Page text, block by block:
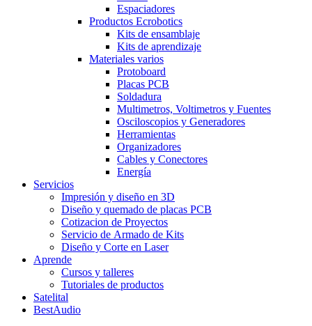
Espaciadores
Productos Ecrobotics
Kits de ensamblaje
Kits de aprendizaje
Materiales varios
Protoboard
Placas PCB
Soldadura
Multimetros, Voltimetros y Fuentes
Osciloscopios y Generadores
Herramientas
Organizadores
Cables y Conectores
Energía
Servicios
Impresión y diseño en 3D
Diseño y quemado de placas PCB
Cotizacion de Proyectos
Servicio de Armado de Kits
Diseño y Corte en Laser
Aprende
Cursos y talleres
Tutoriales de productos
Satelital
BestAudio